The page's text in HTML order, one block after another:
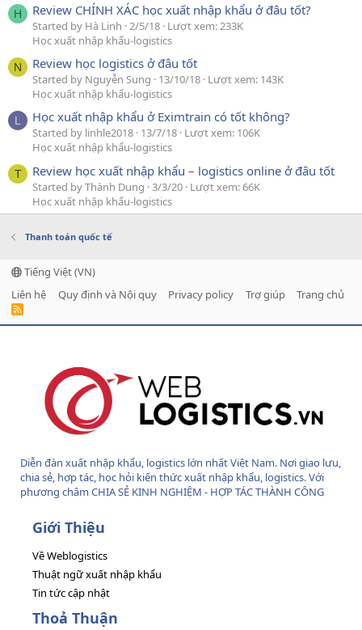
H Review CHÍNH XÁC học xuất nhập khẩu ở đâu tốt?
Started by Hà Linh 2/5/18 Lượt xem: 233K
Học xuất nhập khẩu-logistics
N Review học logistics ở đâu tốt
Started by Nguyễn Sung 13/10/18 Lượt xem: 143K
Học xuất nhập khẩu-logistics
L Học xuất nhập khẩu ở Eximtrain có tốt không?
Started by linhle2018 13/7/18 Lượt xem: 106K
Học xuất nhập khẩu-logistics
T Review học xuất nhập khẩu – logistics online ở đâu tốt
Started by Thành Dung 3/3/20 Lượt xem: 66K
Học xuất nhập khẩu-logistics
Thanh toán quốc tế
Tiếng Việt (VN)
Liên hệ
Quy định và Nội quy Privacy policy Trợ giúp Trang chủ
R
Diễn đàn xuất nhập khẩu, logistics lớn nhất Việt Nam. Nơi giao lưu,
chia sẻ, hợp tác, học hỏi kiến thức xuất nhập khẩu, logistics. Với
phương châm CHIA SẺ KINH NGHIỆM - HỢP TÁC THÀNH CÔNG
Giới Thiệu
Về Weblogistics
Thuật ngữ xuất nhập khẩu
Tin tức cập nhật
Thoả Thuận